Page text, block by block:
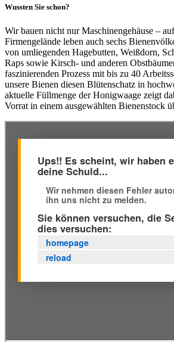
Wussten Sie schon?
Wir bauen nicht nur Maschinengehäuse –
Firmengelände leben auch sechs
von umliegenden Hagebutten, Weißdorn,
Raps sowie Kirsch- und anderen
faszinierenden Prozess mit bis zu 40
unsere Bienen diesen Blütenschatz in
aktuelle Füllmenge der Honigwaage zeigt
Vorrat in einem ausgewählten Bienenstock